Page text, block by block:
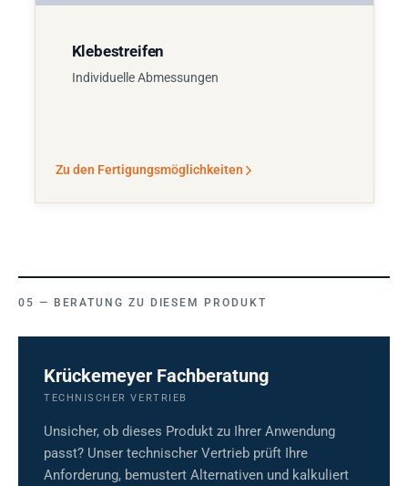
Klebestreifen
Individuelle Abmessungen
Zu den Fertigungsmöglichkeiten
BERATUNG ZU DIESEM PRODUKT
Krückemeyer Fachberatung
TECHNISCHER VERTRIEB
Unsicher, ob dieses Produkt zu Ihrer Anwendung
passt? Unser technischer Vertrieb prüft Ihre
Anforderung, bemustert Alternativen und kalkuliert